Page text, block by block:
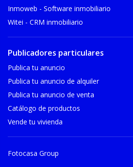
Inmoweb - Software inmobiliario
Witei - CRM inmobiliario
Publicadores particulares
Publica tu anuncio
Publica tu anuncio de alquiler
Publica tu anuncio de venta
Catálogo de productos
Vende tu vivienda
Fotocasa Group